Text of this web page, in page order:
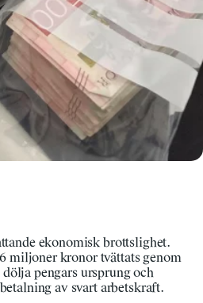
ekonomisk brottslighet.
miljoner kronor tvättats genom
pengars ursprung och
av svart arbetskraft.